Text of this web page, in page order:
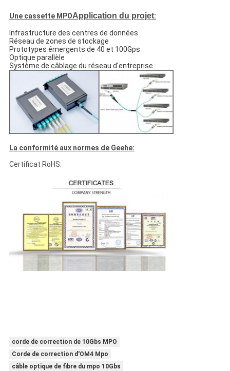
Une cassette MPOApplication du projet:
Infrastructure des centres de données
Réseau de zones de stockage
Prototypes émergents de 40 et 100Gps
Optique parallèle
Système de câblage du réseau d'entreprise
La conformité aux normes de Geehe:
Certificat RoHS:
corde de correction de 10Gbs MPO
Corde de correction d'OM4 Mpo
câble optique de fibre du mpo 10Gbs